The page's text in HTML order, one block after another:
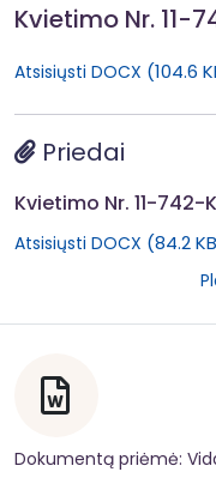
Kvietimo Nr. 11-
Atsisiųsti DOCX 104.6
Priedai
Kvietimo Nr. 11-742-
Atsisiųsti DOCX 84.2 KB
Dokumentą priėmė: